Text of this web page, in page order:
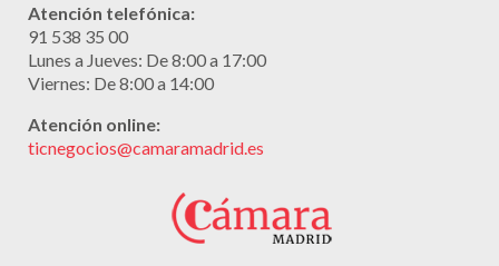
Atención telefónica:
91 538 35 00
Lunes a Jueves: De 8:00 a 17:00
Viernes: De 8:00 a 14:00
Atención online:
ticnegocios@camaramadrid.es